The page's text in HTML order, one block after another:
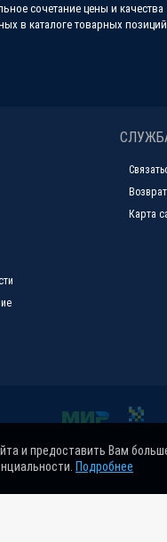
сочетание цены и качества
в каталоге товарных позиций.
Карта
и предоставить Вам
Подробнее